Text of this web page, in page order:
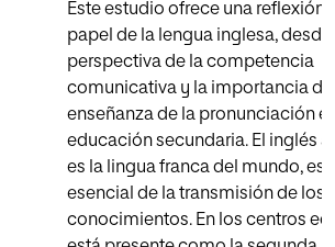
Este estudio ofrece una reflexión
papel de la lengua inglesa, desde
perspectiva de la competencia
comunicativa y la importancia de
enseñanza de la pronunciación
educación secundaria. El inglés
es la lingua franca del mundo, es
esencial de la transmisión de los
conocimientos. En los centros